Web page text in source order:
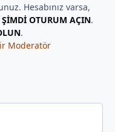
Hesabınız varsa,
ŞİMDİ OTURUM AÇIN.
.
Moderatör